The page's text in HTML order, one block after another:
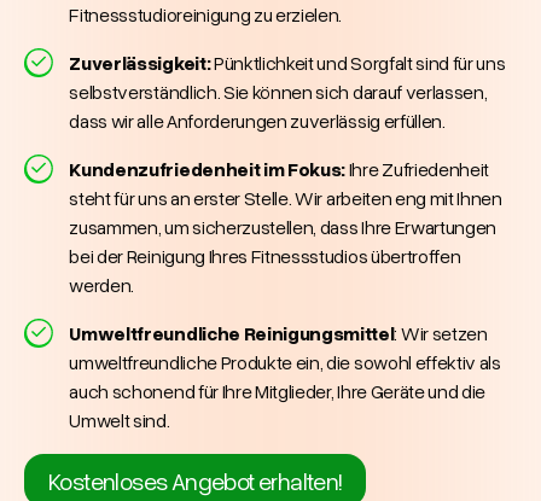
Fitnessstudioreinigung zu erzielen.
Zuverlässigkeit:Pünktlichkeit und Sorgfalt sind für uns
selbstverständlich. Sie können sich darauf verlassen,
dass wir alle Anforderungen zuverlässig erfüllen.
Kundenzufriedenheit im Fokus:Ihre Zufriedenheit
steht für uns an erster Stelle. Wir arbeiten eng mit Ihnen
zusammen, um sicherzustellen, dass Ihre Erwartungen
bei der Reinigung Ihres Fitnessstudios übertroffen
werden.
Umweltfreundliche Reinigungsmittel: Wir setzen
umweltfreundliche Produkte ein, die sowohl effektiv als
auch schonend für Ihre Mitglieder, Ihre Geräte und die
Umwelt sind.
Kostenloses Angebot erhalten!